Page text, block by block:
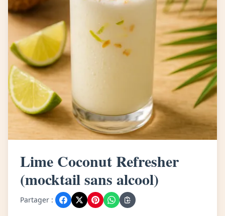
Lime Coconut Refresher
(mocktail sans alcool)
Partager :